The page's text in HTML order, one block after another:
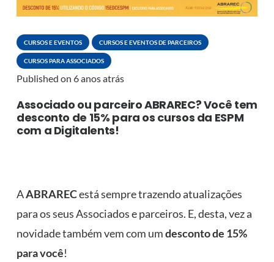
CURSOS E EVENTOS CURSOS E EVENTOS DE PARCEIROS
CURSOS PARA ASSOCIADOS
Published on 6 anos atrás
Associado ou parceiro ABRAREC? Você tem
desconto de 15% para os cursos da ESPM
com a Digitalents!
AABRARECestá sempre trazendo atualizações
para os seus Associados e parceiros. E, desta, vez a
novidade também vem com umdesconto de 15%
para você!